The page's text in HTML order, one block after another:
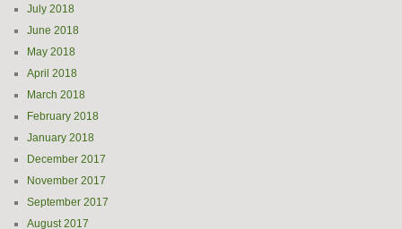
July 2018
June 2018
May 2018
April 2018
March 2018
February 2018
January 2018
December 2017
November 2017
September 2017
August 2017